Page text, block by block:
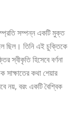
সম্পন্ন একটি মুক্ত
ছিল। তিনি এই চুক্তিকে
স্বীকৃতি হিসেবে বর্ণনা
সাক্ষাতের কথা শেয়ার
নয়, বরং একটি বৈশ্বিক